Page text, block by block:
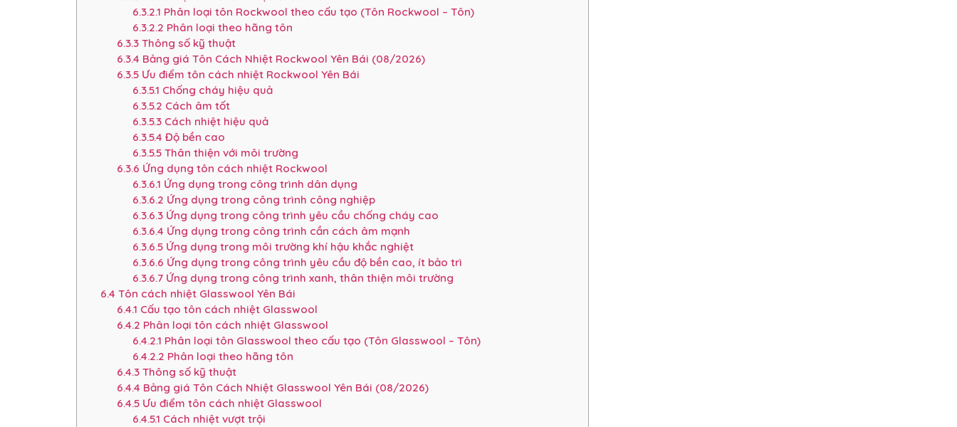
6.3.2.1 Phân loại tôn Rockwool theo cấu tạo (Tôn Rockwool – Tôn)
6.3.2.2 Phân loại theo hãng tôn
6.3.3Thông số kỹ thuật
6.3.4 Bảng giá Tôn Cách Nhiệt Rockwool Yên Bái (08/2026)
6.3.5Ưu điểm tôn cách nhiệt Rockwool Yên Bái
6.3.5.1 Chống cháy hiệu quả
6.3.5.2 Cách âm tốt
6.3.5.3 Cách nhiệt hiệu quả
6.3.5.4 Độ bền cao
6.3.5.5 Thân thiện với môi trường
6.3.6 Ứng dụng tôn cách nhiệt Rockwool
6.3.6.1 Ứng dụng trong công trình dân dụng
6.3.6.2 Ứng dụng trong công trình công nghiệp
6.3.6.3 Ứng dụng trong công trình yêu cầu chống cháy cao
6.3.6.4 Ứng dụng trong công trình cần cách âm mạnh
6.3.6.5 Ứng dụng trong môi trường khí hậu khắc nghiệt
6.3.6.6 Ứng dụng trong công trình yêu cầu độ bền cao, ít bảo trì
6.3.6.7 Ứng dụng trong công trình xanh, thân thiện môi trường
6.4 Tôn cách nhiệt Glasswool Yên Bái
6.4.1 Cấu tạo tôn cách nhiệt Glasswool
6.4.2 Phân loại tôn cách nhiệt Glasswool
6.4.2.1 Phân loại tôn Glasswool theo cấu tạo (Tôn Glasswool – Tôn)
6.4.2.2 Phân loại theo hãng tôn
6.4.3Thông số kỹ thuật
6.4.4 Bảng giá Tôn Cách Nhiệt Glasswool Yên Bái (08/2026)
6.4.5Ưu điểm tôn cách nhiệt Glasswool
6.4.5.1 Cách nhiệt vượt trội